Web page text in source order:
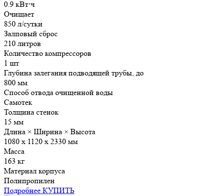
0.9 кВт⋅ч
Очищает
850 л/сутки
Залповый сброс
210 литров
Количество компрессоров
1 шт
Глубина залегания подводящей трубы, до
800 мм
Способ отвода очищенной воды
Самотек
Толщина стенок
15 мм
Длина × Ширина × Высота
1080 х 1120 х 2330 мм
Масса
163 кг
Материал корпуса
Полипропилен
Подробнее КУПИТЬ